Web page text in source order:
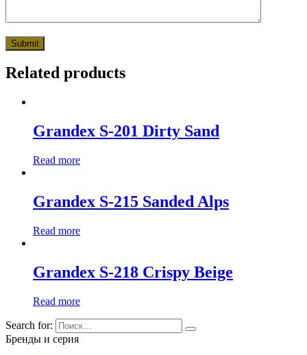
Related products
Grandex S-201 Dirty Sand
Read more
Grandex S-215 Sanded Alps
Read more
Grandex S-218 Crispy Beige
Read more
Search for:
Бренды и серия